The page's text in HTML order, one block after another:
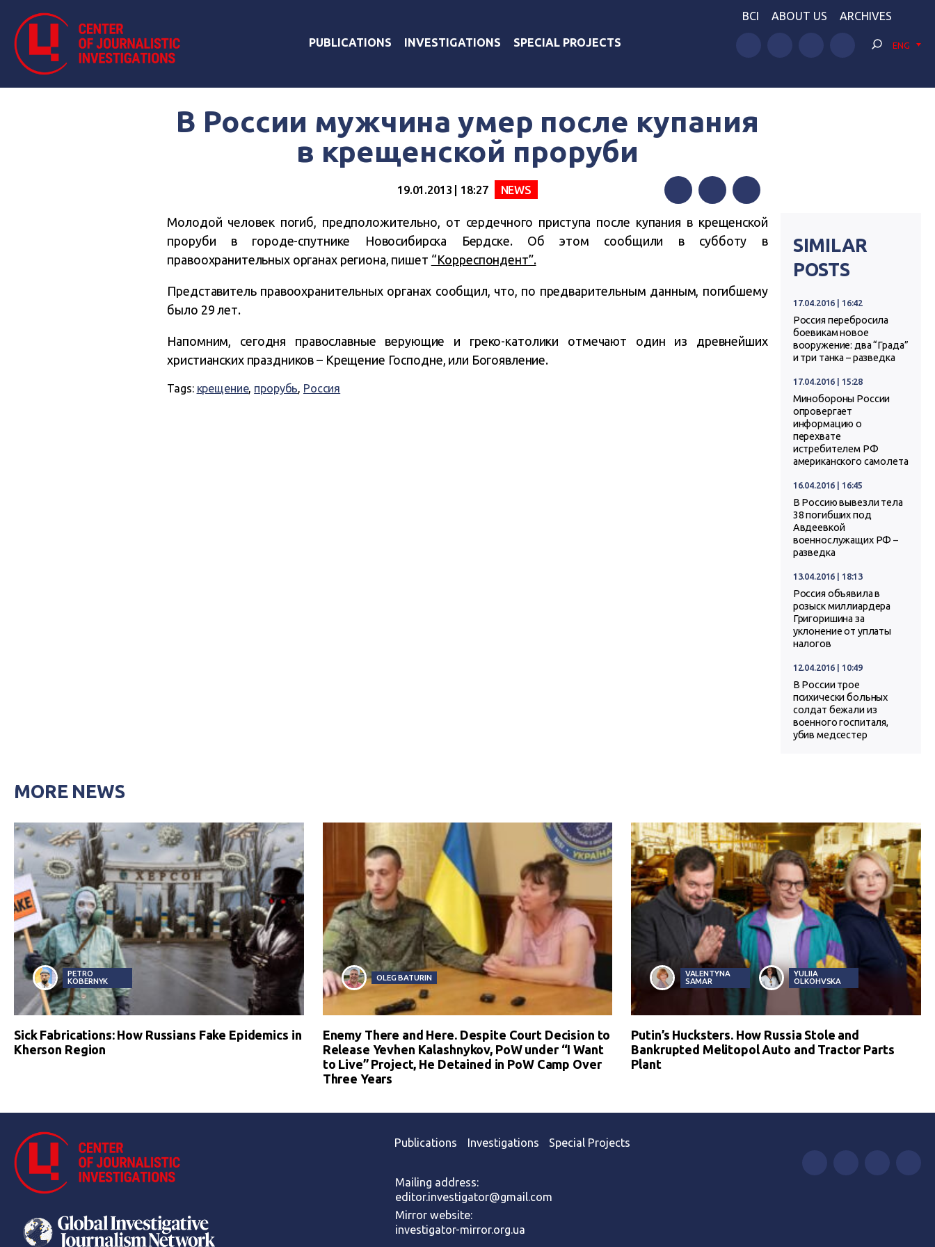
PUBLICATIONS INVESTIGATIONS SPECIAL PROJECTS
BCI ABOUT US ARCHIVES
ENG
В России мужчина умер после купания
в крещенской проруби
19.01.2013 | 18:27 NEWS
FacebookTwitterTelegram
Молодой человек погиб, предположительно, от сердечного приступа после купания в крещенской
проруби в городе-спутнике Новосибирска Бердске. Об этом сообщили в субботу в
правоохранительных органах региона, пишет “Корреспондент”.
Представитель правоохранительных органах сообщил, что, по предварительным данным, погибшему
было 29 лет.
Напомним, сегодня православные верующие и греко-католики отмечают один из древнейших
христианских праздников – Крещение Господне, или Богоявление.
Tags: крещение, прорубь, Россия
SIMILAR
POSTS
17.04.2016 | 16:42
Россия перебросила
боевикам новое
вооружение: два “Града”
и три танка – разведка
17.04.2016 | 15:28
Минобороны России
опровергает
информацию о
перехвате
истребителем РФ
американского самолета
16.04.2016 | 16:45
В Россию вывезли тела
38 погибших под
Авдеевкой
военнослужащих РФ –
разведка
13.04.2016 | 18:13
Россия объявила в
розыск миллиардера
Григоришина за
уклонение от уплаты
налогов
12.04.2016 | 10:49
В России трое
психически больных
солдат бежали из
военного госпиталя,
убив медсестер
MORE NEWS
PETRO
KOBERNYK
Sick Fabrications: How Russians Fake Epidemics in
Kherson Region
OLEG BATURIN
Enemy There and Here. Despite Court Decision to
Release Yevhen Kalashnykov, PoW under “I Want
to Live” Project, He Detained in PoW Camp Over
Three Years
VALENTYNA
SAMAR
YULIIA
OLKOHVSKA
Putin’s Hucksters. How Russia Stole and
Bankrupted Melitopol Auto and Tractor Parts
Plant
Publications Investigations Special Projects
Mailing address:
editor.investigator@gmail.com
Mirror website:
investigator-mirror.org.ua